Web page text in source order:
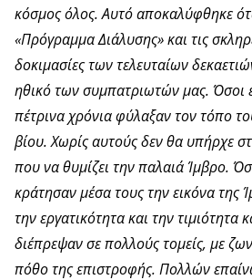
κόσμος όλος. Αυτό αποκαλύφθηκε
«Πρόγραμμα Διάλυσης» και τις
δοκιμασίες των τελευταίων
ηθικό των συμπατριωτών μας. Όσοι
πέτρινα χρόνια φύλαξαν τον τόπο
βίου. Χωρίς αυτούς δεν θα υπήρχε
που να θυμίζει την παλαιά Ίμβρο.
κράτησαν μέσα τους την εικόνα της
την εργατικότητα και την τιμιότητα
διέπρεψαν σε πολλούς τομείς, με
πόθο της επιστροφής. Πολλών